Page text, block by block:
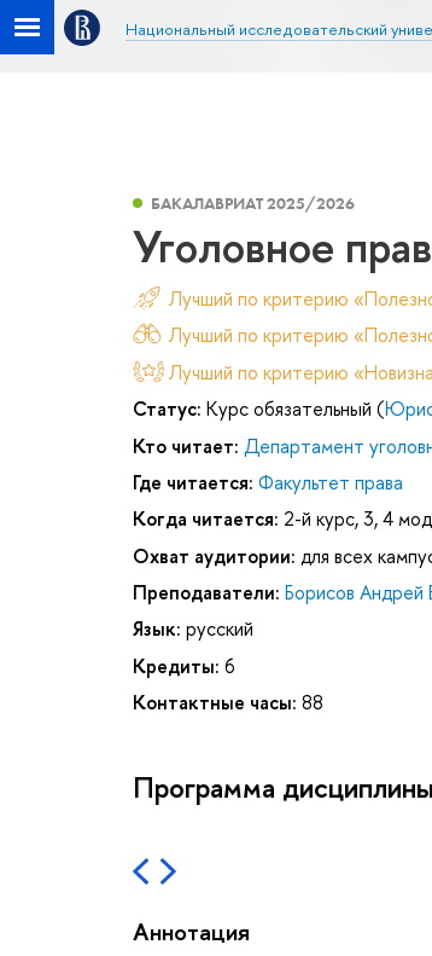
Национальный исследовательский
БАКАЛАВРИАТ 2025/2026
Уголовное
Лучший по критерию
Лучший по критерию
Лучший по критерию
Статус: Курс обязательный (
Кто читает: Департамент
Где читается: Факультет права
Когда читается: 2-й курс, 3, 4
Охват аудитории: для всех
Преподаватели: Борисов Андрей
Язык: русский
Кредиты: 6
Контактные часы: 88
Программа дисциплины
Аннотация